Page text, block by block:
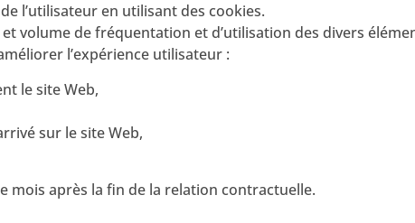
l’utilisateur en utilisant des cookies.
volume de fréquentation et d’utilisation des divers
l’expérience utilisateur :
le site Web,
sur le site Web,
mois après la fin de la relation contractuelle.